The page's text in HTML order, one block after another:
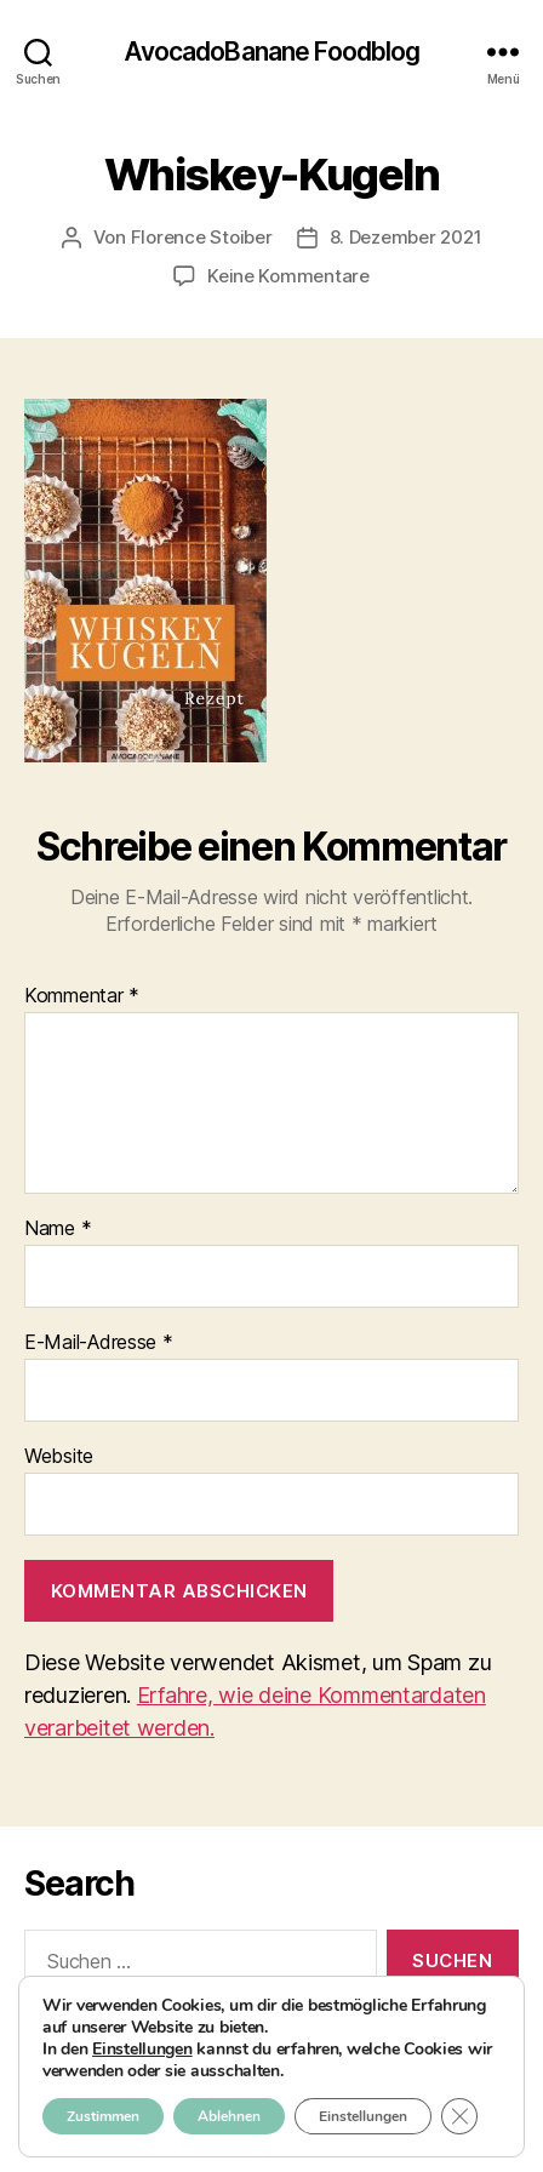
Suchen
AvocadoBanane Foodblog
Menü
Whiskey-Kugeln
Beitragsautor
Von Florence Stoiber Veröffentlichungsdatum
8. Dezember 2021
Keine Kommentarezu
Schreibe einen Kommentar
Deine E-Mail-Adresse wird nicht veröffentlicht.
Erforderliche Felder sind mit * markiert
Kommentar *
Name *
E-Mail-Adresse *
Website
Diese Website verwendet Akismet, um Spam zu
reduzieren. Erfahre, wie deine Kommentardaten
verarbeitet werden.
Search
nach:
© 2026AvocadoBanane Foodblog
Impressum
Wir verwenden Cookies, um dir die bestmögliche Erfahrung
auf unserer Website zu bieten.
In den Einstellungenkannst du erfahren, welche Cookies wir
verwenden oder sie ausschalten.
Zustimmen Ablehnen Einstellungen GDPR